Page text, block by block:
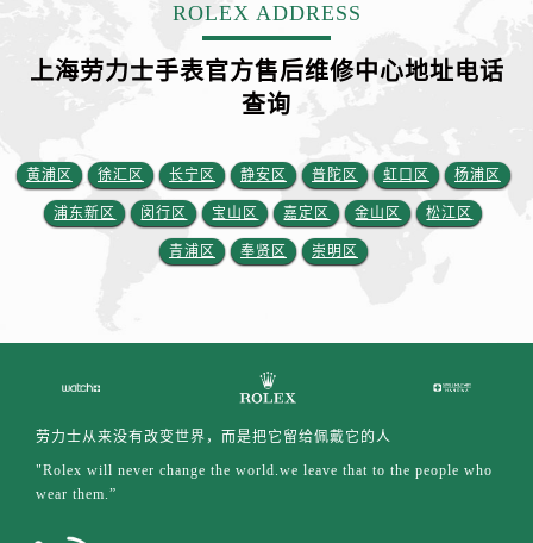
ROLEX ADDRESS
上海劳力士手表官方售后维修中心地址电话
查询
黄浦区 徐汇区 长宁区 静安区 普陀区 虹口区 杨浦区
浦东新区 闵行区 宝山区 嘉定区 金山区 松江区
青浦区 奉贤区 崇明区
劳力士从来没有改变世界，而是把它留给佩戴它的人
"Rolex will never change the world.we leave that to the people who
wear them.”